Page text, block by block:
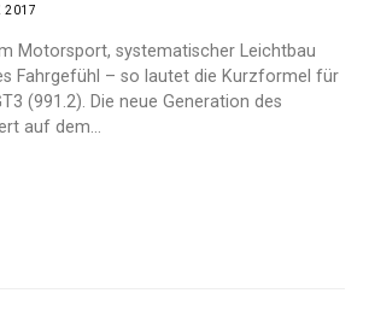
2017
Motorsport, systematischer Leichtbau
Fahrgefühl – so lautet die Kurzformel für
(991.2). Die neue Generation des
auf dem…